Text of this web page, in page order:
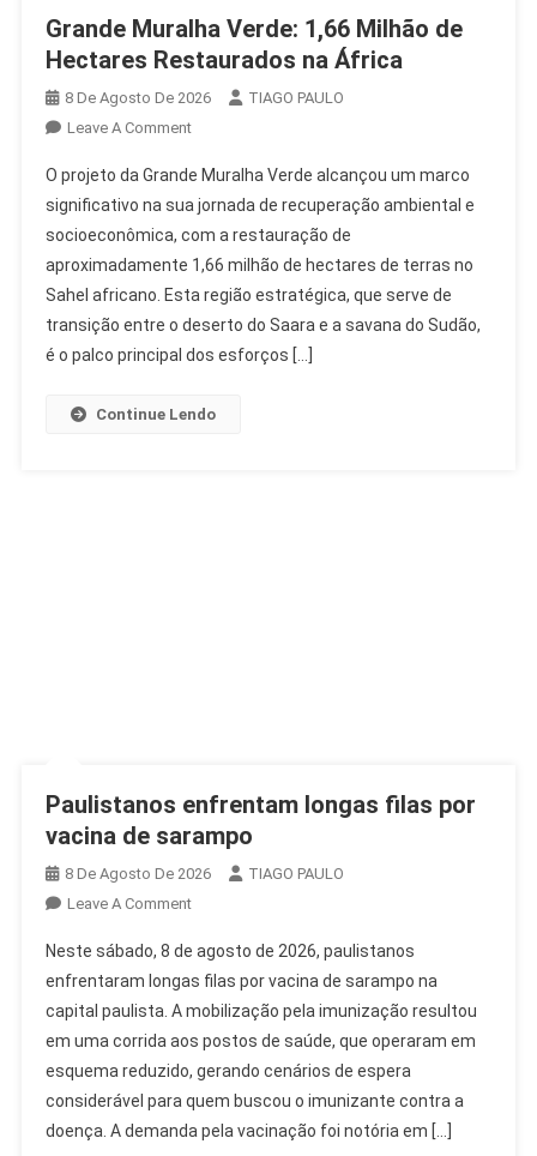
Grande Muralha Verde: 1,66 Milhão de
Hectares Restaurados na África
8 De Agosto De 2026
TIAGO PAULO
Leave A CommentOn
Muralha
Verde:
1,66
Milhão
De
Hectares
Restaurados
O projeto da Grande Muralha Verde alcançou um marco
significativo na sua jornada de recuperação ambiental e
socioeconômica, com a restauração de
aproximadamente 1,66 milhão de hectares de terras no
Sahel africano. Esta região estratégica, que serve de
transição entre o deserto do Saara e a savana do Sudão,
é o palco principal dos esforços […]
Continue Lendo
Paulistanos enfrentam longas filas por
vacina de sarampo
8 De Agosto De 2026
TIAGO PAULO
Leave A CommentOn
Enfrentam
Longas
Filas
Por
Vacina
De
Sarampo
Neste sábado, 8 de agosto de 2026, paulistanos
enfrentaram longas filas por vacina de sarampo na
capital paulista. A mobilização pela imunização resultou
em uma corrida aos postos de saúde, que operaram em
esquema reduzido, gerando cenários de espera
considerável para quem buscou o imunizante contra a
doença. A demanda pela vacinação foi notória em […]